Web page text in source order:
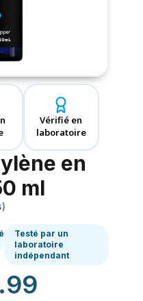
Vérifié en
laboratoire
en
ml
Testé par un
laboratoire
indépendant